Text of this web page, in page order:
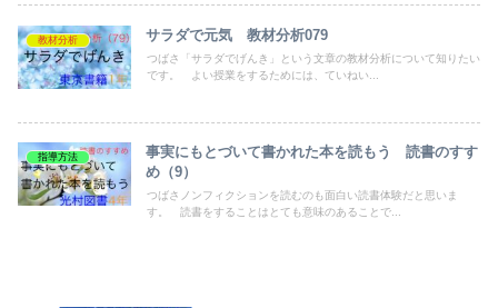
教材分析 サラダで元気 教材分析079
つばさ「サラダでげんき」という文章の教材分析について知りたい
です。 よい授業をするためには、ていねい...
指導方法
事実にもとづいて書かれた本を読もう 読書のすす
め（9）
つばさノンフィクションを読むのも面白い読書体験だと思いま
す。 読書をすることはとても意味のあることで...